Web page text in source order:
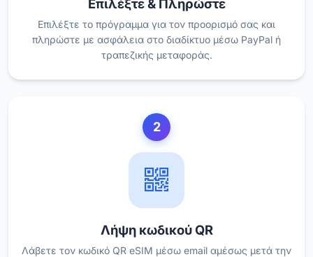
Επιλέξτε & Πληρώστε
Επιλέξτε το πρόγραμμα για τον προορισμό σας και
πληρώστε με ασφάλεια στο διαδίκτυο μέσω PayPal ή
τραπεζικής μεταφοράς.
2
Λήψη κωδικού QR
Λάβετε τον κωδικό QR eSIM μέσω email αμέσως μετά την